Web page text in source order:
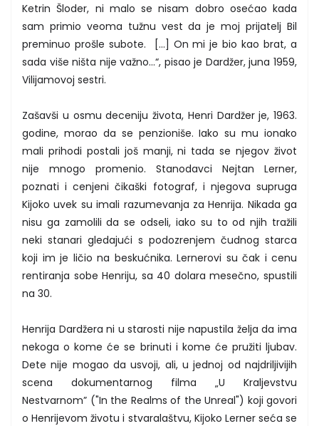
Ketrin Šloder, ni malo se nisam dobro osećao kada
sam primio veoma tužnu vest da je moj prijatelj Bil
preminuo prošle subote. […] On mi je bio kao brat, a
sada više ništa nije važno…“, pisao je Dardžer, juna 1959,
Vilijamovoj sestri.
Zašavši u osmu deceniju života, Henri Dardžer je, 1963.
godine, morao da se penzioniše. Iako su mu ionako
mali prihodi postali još manji, ni tada se njegov život
nije mnogo promenio. Stanodavci Nejtan Lerner,
poznati i cenjeni čikaški fotograf, i njegova supruga
Kijoko uvek su imali razumevanja za Henrija. Nikada ga
nisu ga zamolili da se odseli, iako su to od njih tražili
neki stanari gledajući s podozrenjem čudnog starca
koji im je ličio na beskućnika. Lernerovi su čak i cenu
rentiranja sobe Henriju, sa 40 dolara mesečno, spustili
na 30.
Henrija Dardžera ni u starosti nije napustila želja da ima
nekoga o kome će se brinuti i kome će pružiti ljubav.
Dete nije mogao da usvoji, ali, u jednoj od najdriljivijih
scena dokumentarnog filma „U Kraljevstvu
Nestvarnom” ("In the Realms of the Unreal") koji govori
o Henrijevom životu i stvaralaštvu, Kijoko Lerner seća se